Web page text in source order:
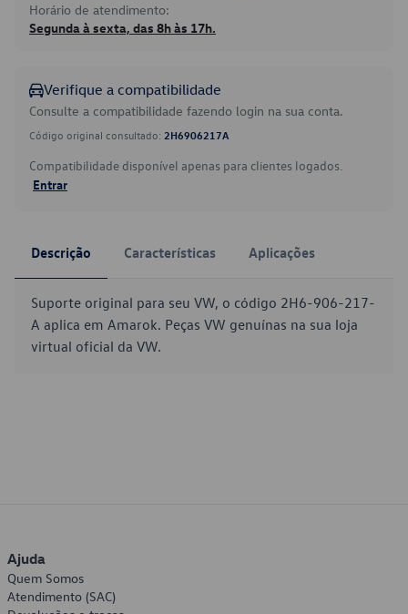
Horário de atendimento:
Segunda à sexta, das 8h às 17h.
Verifique a compatibilidade
Consulte a compatibilidade fazendo login na sua conta.
Código original consultado: 2H6906217A
Compatibilidade disponível apenas para clientes logados.
Entrar
Descrição Características Aplicações
Suporte original para seu VW, o código 2H6-906-217-
A aplica em Amarok. Peças VW genuínas na sua loja
virtual oficial da VW.
Ajuda
Quem Somos
Atendimento (SAC)